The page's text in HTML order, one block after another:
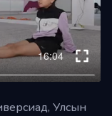
үзэх
Улсын